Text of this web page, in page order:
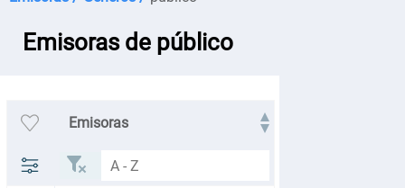
Emisoras de público
Emisoras